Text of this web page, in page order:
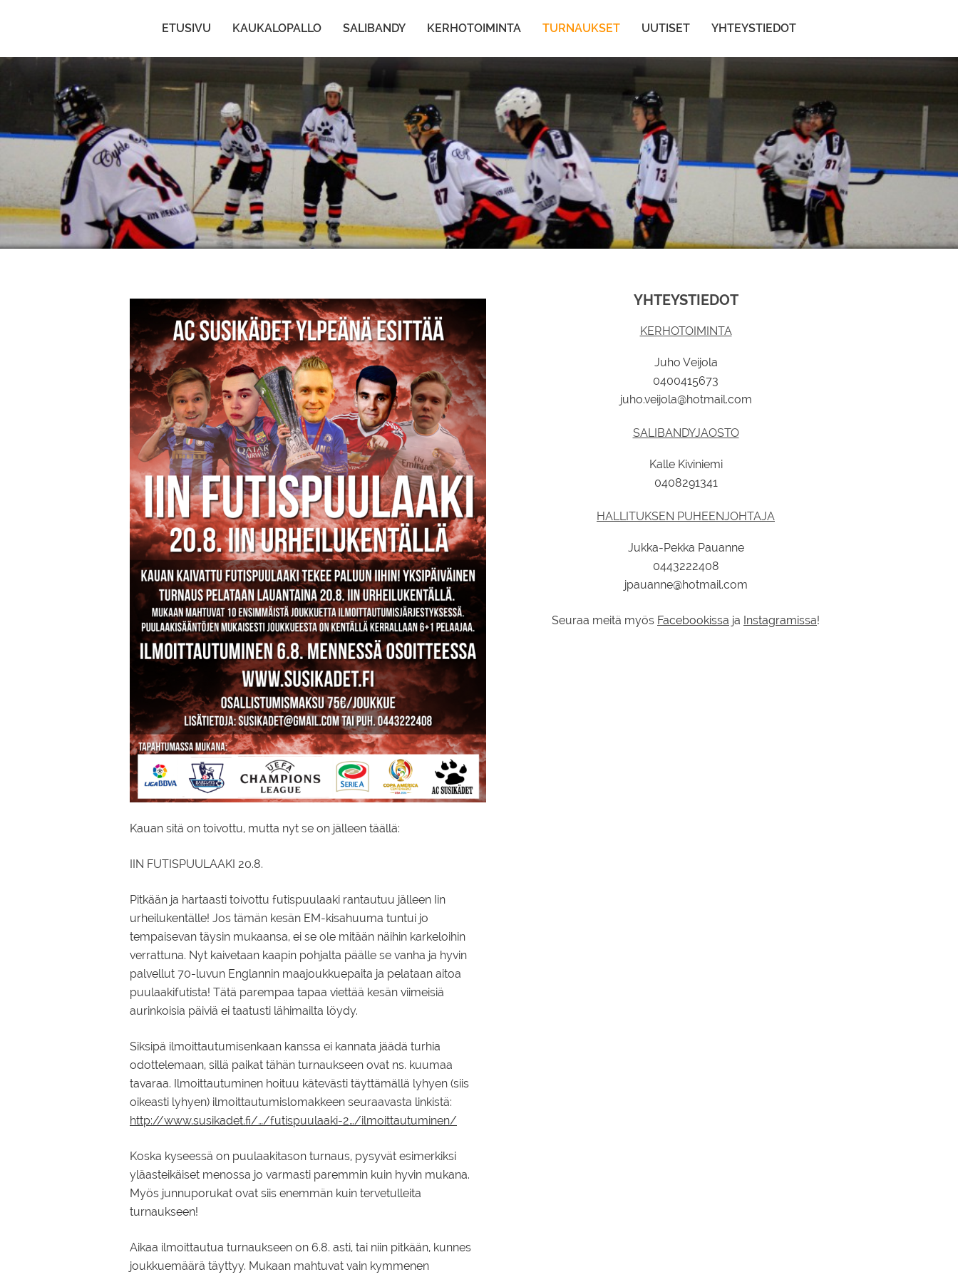
ETUSIVU KAUKALOPALLO SALIBANDY KERHOTOIMINTA TURNAUKSET UUTISET YHTEYSTIEDOT
Kauan sitä on toivottu, mutta nyt se on jälleen täällä:
IIN FUTISPUULAAKI 20.8.
Pitkään ja hartaasti toivottu futispuulaaki rantautuu jälleen Iin
urheilukentälle! Jos tämän kesän EM-kisahuuma tuntui jo
tempaisevan täysin mukaansa, ei se ole mitään näihin karkeloihin
verrattuna. Nyt kaivetaan kaapin pohjalta päälle se vanha ja hyvin
palvellut 70-luvun Englannin maajoukkuepaita ja pelataan aitoa
puulaakifutista! Tätä parempaa tapaa viettää kesän viimeisiä
aurinkoisia päiviä ei taatusti lähimailta löydy.
Siksipä ilmoittautumisenkaan kanssa ei kannata jäädä turhia
odottelemaan, sillä paikat tähän turnaukseen ovat ns. kuumaa
tavaraa. Ilmoittautuminen hoituu kätevästi täyttämällä lyhyen (siis
oikeasti lyhyen) ilmoittautumislomakkeen seuraavasta linkistä:
http://www.susikadet.fi/…/futispuulaaki-2…/ilmoittautuminen/
Koska kyseessä on puulaakitason turnaus, pysyvät esimerkiksi
yläasteikäiset menossa jo varmasti paremmin kuin hyvin mukana.
Myös junnuporukat ovat siis enemmän kuin tervetulleita
turnaukseen!
Aikaa ilmoittautua turnaukseen on 6.8. asti, tai niin pitkään, kunnes
joukkuemäärä täyttyy. Mukaan mahtuvat vain kymmenen
YHTEYSTIEDOT
KERHOTOIMINTA
Juho Veijola
0400415673
juho.veijola@hotmail.com
SALIBANDYJAOSTO
Kalle Kiviniemi
0408291341
HALLITUKSEN PUHEENJOHTAJA
Jukka-Pekka Pauanne
0443222408
jpauanne@hotmail.com
Seuraa meitä myös Facebookissa ja Instagramissa!